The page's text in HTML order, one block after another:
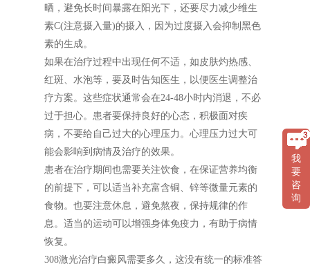
晒，避免长时间暴露在阳光下，还要尽力减少维生
素C(注意摄入量)的摄入，因为过度摄入会抑制黑色
素的生成。
如果在治疗过程中出现任何不适，如皮肤灼热感、
红斑、水泡等，要及时告知医生，以便医生调整治
疗方案。这些症状通常会在24-48小时内消退，不必
过于担心。患者要保持良好的心态，积极面对疾
病，不要给自己过大的心理压力。心理压力过大可
能会影响到病情及治疗的效果。
患者在治疗期间也需要关注饮食，在保证营养均衡
的前提下，可以适当补充富含铜、锌等微量元素的
食物。也要注意休息，避免熬夜，保持规律的作
息。适当的运动可以增强身体免疫力，有助于病情
恢复。
308激光治疗白癜风需要多久，这没有统一的标准答
我
要
咨
询